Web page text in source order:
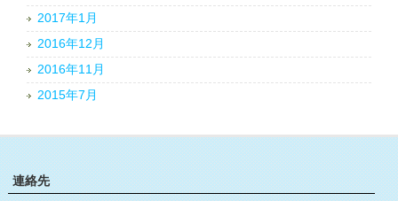
2017年1月
2016年12月
2016年11月
2015年7月
連絡先